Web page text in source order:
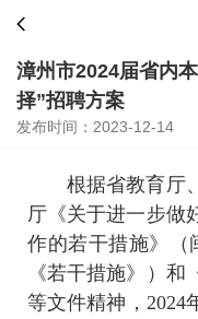
漳州市2024届省内
择”招聘方案
发布时间：2023-12-14
根据省教育厅
厅《关于进一步做
作的若干措施》（
《若干措施》）和
等文件精神，2024